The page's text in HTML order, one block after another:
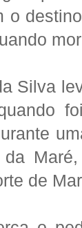
o
Silva
da
de